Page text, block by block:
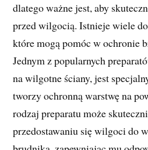
dlatego ważne jest, aby
przed wilgocią. Istnieje wiele
które mogą pomóc w ochronie
Jednym z popularnych
na wilgotne ściany, jest
tworzy ochronną warstwę na
rodzaj preparatu może
przedostawaniu się wilgoci do